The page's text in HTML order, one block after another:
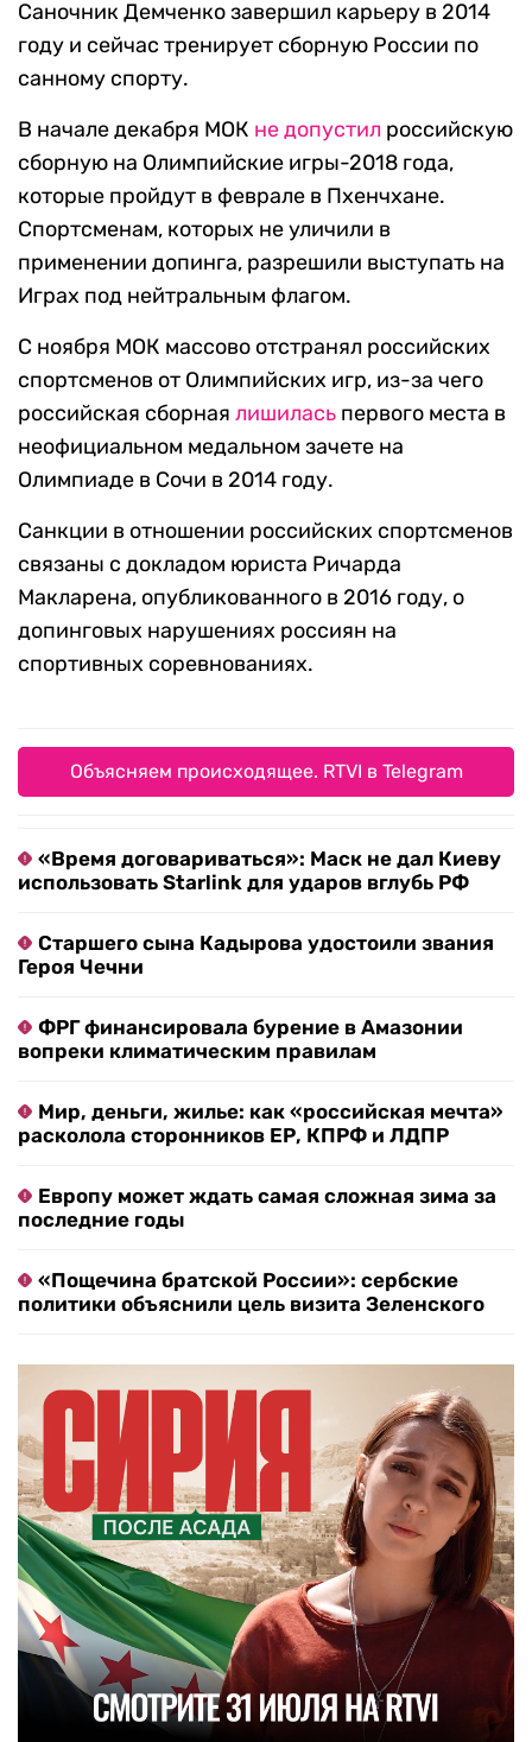
Саночник Демченко завершил карьеру в 2014
году и сейчас тренирует сборную России по
санному спорту.
В начале декабря МОК не допустил российскую
сборную на Олимпийские игры-2018 года,
которые пройдут в феврале в Пхенчхане.
Спортсменам, которых не уличили в
применении допинга, разрешили выступать на
Играх под нейтральным флагом.
С ноября МОК массово отстранял российских
спортсменов от Олимпийских игр, из-за чего
российская сборная лишилась первого места в
неофициальном медальном зачете на
Олимпиаде в Сочи в 2014 году.
Санкции в отношении российских спортсменов
связаны с докладом юриста Ричарда
Макларена, опубликованного в 2016 году, о
допинговых нарушениях россиян на
спортивных соревнованиях.
Объясняем происходящее. RTVI в Telegram
«Время договариваться»: Маск не дал Киеву
использовать Starlink для ударов вглубь РФ
Старшего сына Кадырова удостоили звания
Героя Чечни
ФРГ финансировала бурение в Амазонии
вопреки климатическим правилам
Мир, деньги, жилье: как «российская мечта»
расколола сторонников ЕР, КПРФ и ЛДПР
Европу может ждать самая сложная зима за
последние годы
«Пощечина братской России»: сербские
политики объяснили цель визита Зеленского